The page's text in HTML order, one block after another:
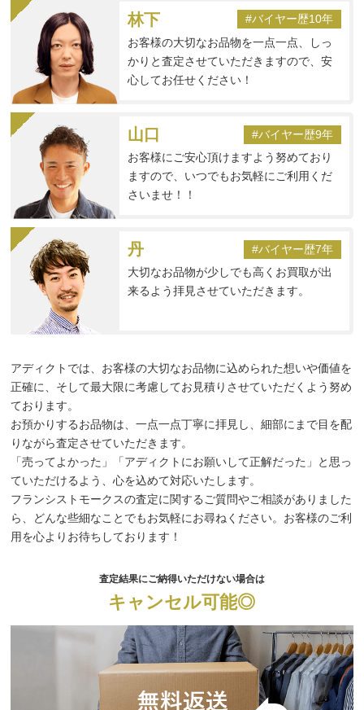
林下
#バイヤー歴10年
お客様の大切なお品物を一点一点、しっ
かりと査定させていただきますので、安
心してお任せください！
山口
#バイヤー歴9年
お客様にご安心頂けますよう努めており
ますので、いつでもお気軽にご利用くだ
さいませ！！
丹
#バイヤー歴7年
大切なお品物が少しでも高くお買取が出
来るよう拝見させていただきます。
アディクトでは、お客様の大切なお品物に込められた想いや価値を
正確に、そして最大限に考慮してお見積りさせていただくよう努め
ております。
お預かりするお品物は、一点一点丁寧に拝見し、細部にまで目を配
りながら査定させていただきます。
「売ってよかった」「アディクトにお願いして正解だった」と思っ
ていただけるよう、心を込めて対応いたします。
フランシストモークスの査定に関するご質問やご相談がありました
ら、どんな些細なことでもお気軽にお尋ねください。お客様のご利
用を心よりお待ちしております！
査定結果にご納得いただけない場合は
キャンセル可能◎